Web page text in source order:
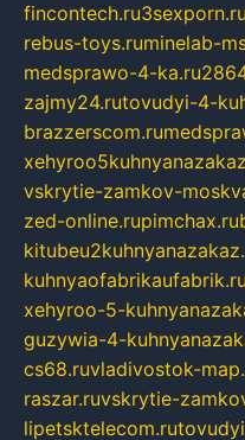
fincontech.ru3sexporn.ru
rebus-toys.ruminelab-
medsprawo-4-ka.ru
zajmy24.rutovudyi-4-
brazzerscom.ru
vskrytie-zamkov-
zed-online.rupimchax.ru
kuhnyaofabrikaufabrik.ru
xehyroo-5-
guzywia-4-
cs68.ruvladivostok-
raszar.ruvskrytie-
lipetsktelecom.ru